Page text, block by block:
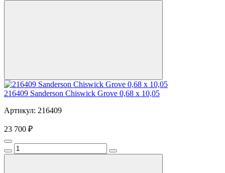
216409 Sanderson Chiswick Grove 0,68 x 10,05
Артикул: 216409
23 700 ₽